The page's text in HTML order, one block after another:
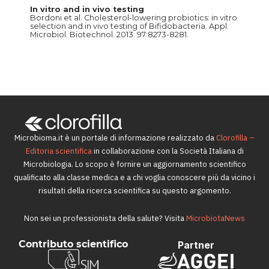
In vitro and in vivo testing
Bordoni et al. Cholesterol-lowering probiotics: in vitro
selection and in vivo testing of Bifidobacteria. Appl.
Microbiol. Biotechnol. 2013. 97:8273-8281.
Microbioma.it è un portale di informazione realizzato daClorofilla –
Editoria scientificain collaborazione con la Società Italiana di
Microbiologia. Lo scopo è fornire un aggiornamento scientifico
qualificato alla classe medica e a chi voglia conoscere più da vicino i
risultati della ricerca scientifica su questo argomento.
Non sei un professionista della salute? VisitaMicrobiotaNews
Contributo scientifico Partner